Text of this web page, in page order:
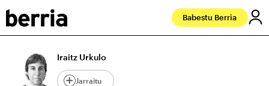
Babestu Berria
Iraitz Urkulo
Jarraitu